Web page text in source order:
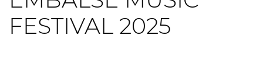
FESTIVAL 2025